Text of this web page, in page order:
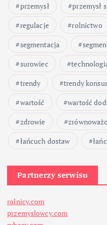
przemysł
przemysł
regulacje
rolnictwo
segmentacja
surowiec
trendy
trendy
wartość
wartość
zdrowie
łańcuch dostaw
Partnerzy serwisu
rolnicy.com
przemyslowcy.com